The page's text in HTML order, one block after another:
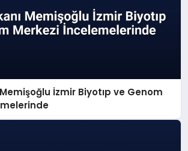
İzmir Biyotıp ve Genom